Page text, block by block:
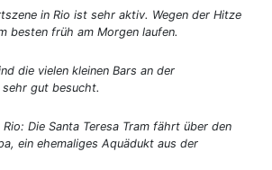
in Rio ist sehr aktiv. Wegen der Hitze
besten früh am Morgen laufen.
die vielen kleinen Bars an der
sehr gut besucht.
Die Santa Teresa Tram fährt über den
ein ehemaliges Aquädukt aus der